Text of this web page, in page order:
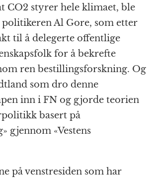
CO2 styrer hele klimaet, ble
politikeren Al Gore, som etter
til å delegerte offentlige
for å bekrefte
ren bestillingsforskning. Og
som dro denne
inn i FN og gjorde teorien
basert på
gjennom «Vestens
på venstresiden som har